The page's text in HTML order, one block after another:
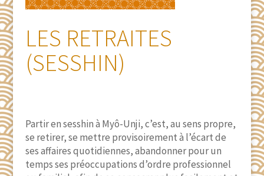
LES RETRAITES
(SESSHIN)
Partir en sesshin à Myô-Unji, c’est, au sens propre,
se retirer, se mettre provisoirement à l’écart de
ses affaires quotidiennes, abandonner pour un
temps ses préoccupations d’ordre professionnel